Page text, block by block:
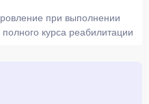
при выполнении
курса реабилитации